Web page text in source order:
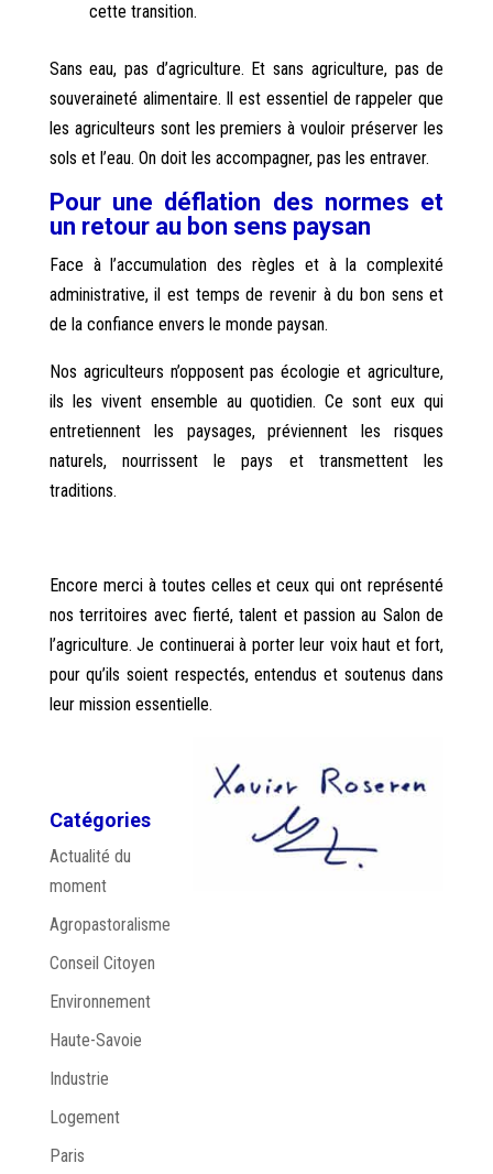
cette transition.
Sans eau, pas d’agriculture. Et sans agriculture, pas de
souveraineté alimentaire. Il est essentiel de rappeler que
les agriculteurs sont les premiers à vouloir préserver les
sols et l’eau. On doit les accompagner, pas les entraver.
Pour une déflation des normes et
un retour au bon sens paysan
Face à l’accumulation des règles et à la complexité
administrative, il est temps de revenir à du bon sens et
de la confiance envers le monde paysan.
Nos agriculteurs n’opposent pas écologie et agriculture,
ils les vivent ensemble au quotidien. Ce sont eux qui
entretiennent les paysages, préviennent les risques
naturels, nourrissent le pays et transmettent les
traditions.
Encore merci à toutes celles et ceux qui ont représenté
nos territoires avec fierté, talent et passion au Salon de
l’agriculture. Je continuerai à porter leur voix haut et fort,
pour qu’ils soient respectés, entendus et soutenus dans
leur mission essentielle.
Catégories
Actualité du
moment
Agropastoralisme
Conseil Citoyen
Environnement
Haute-Savoie
Industrie
Logement
Paris